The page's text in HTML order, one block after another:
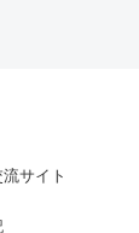
サイト